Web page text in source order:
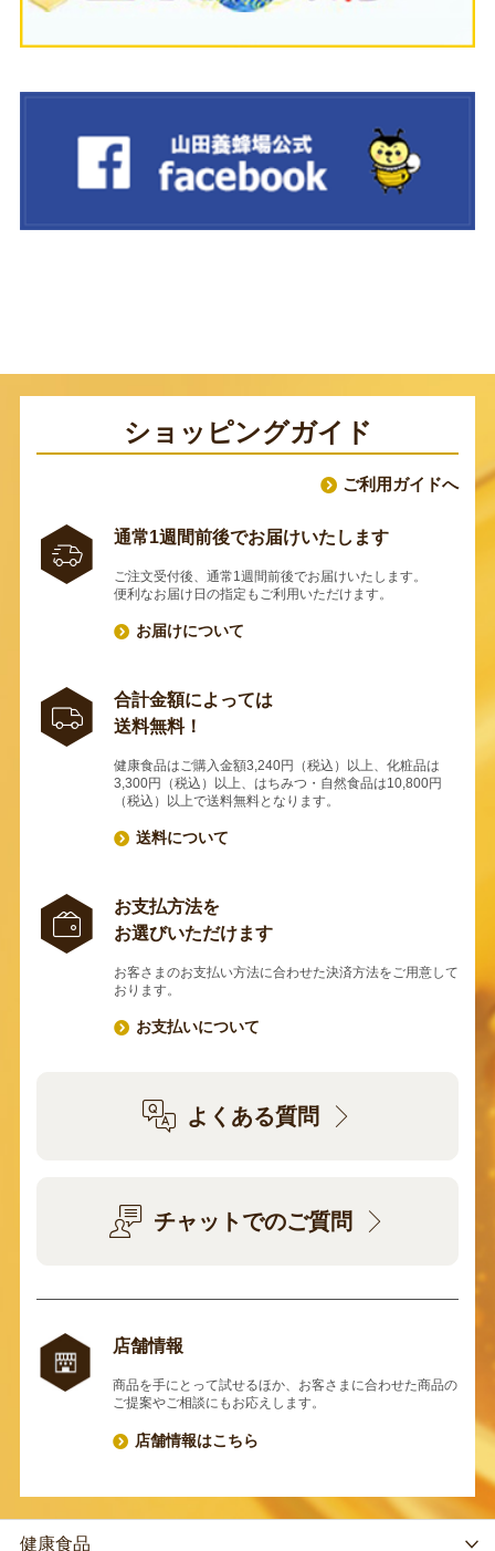
ショッピングガイド
ご利用ガイドへ
通常1週間前後でお届けいたします
ご注文受付後、通常1週間前後でお届けいたします。
便利なお届け日の指定もご利用いただけます。
お届けについて
合計金額によっては
送料無料！
健康食品はご購入金額3,240円（税込）以上、化粧品は
3,300円（税込）以上、はちみつ・自然食品は10,800円
（税込）以上で送料無料となります。
送料について
お支払方法を
お選びいただけます
お客さまのお支払い方法に合わせた決済方法をご用意して
おります。
お支払いについて
よくある質問
チャットでのご質問
店舗情報
商品を手にとって試せるほか、お客さまに合わせた商品の
ご提案やご相談にもお応えします。
店舗情報はこちら
健康食品